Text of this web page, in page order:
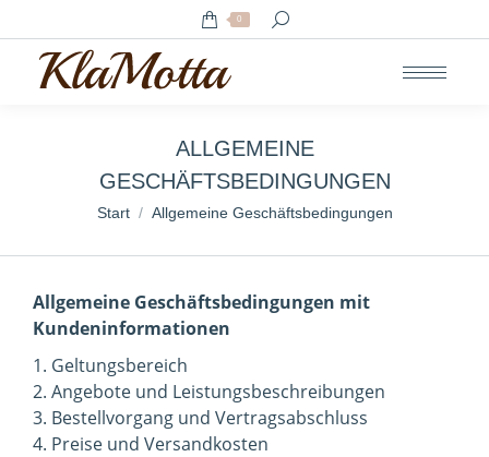
0 Search:
ALLGEMEINE
GESCHÄFTSBEDINGUNGEN
Sie befinden sich hier:
Start Allgemeine Geschäftsbedingungen
Allgemeine Geschäftsbedingungen mit
Kundeninformationen
1. Geltungsbereich
2. Angebote und Leistungsbeschreibungen
3. Bestellvorgang und Vertragsabschluss
4. Preise und Versandkosten